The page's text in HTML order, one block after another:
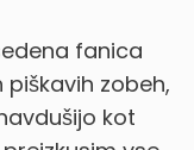
fanica
piškavih zobeh,
kot